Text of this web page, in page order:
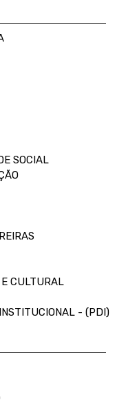
SOCIAL
CULTURAL
- (PDI)